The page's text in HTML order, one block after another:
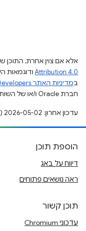
אלא אם צוין אחרת, התוכן
Attribution 4.0 ודוגמאות
במדיניות האתר Google Developers‏
חברת Oracle ו/או של השותפים העצמאיים שלה.
עדכון אחרון: 2026-05-02 (שעון UTC).
הוספת תוכן
דיווח על באג
ראה נושאים פתוחים
תוכן קשור
עדכוני Chromium